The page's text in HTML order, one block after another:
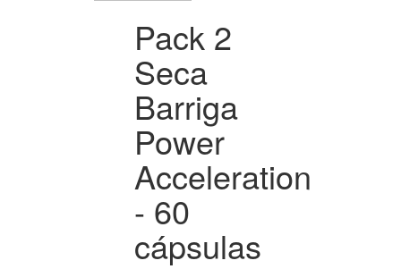
Pack 2
Seca
Barriga
Power
Acceleration
- 60
cápsulas